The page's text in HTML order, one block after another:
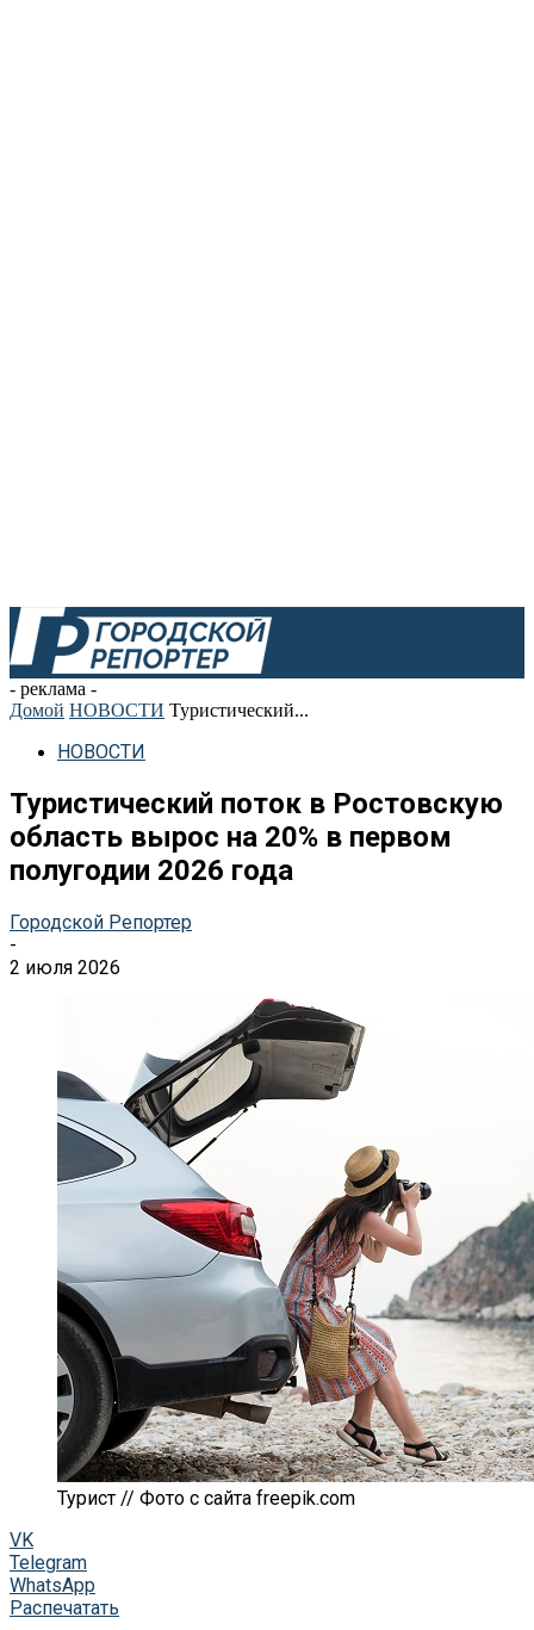
- реклама -
Домой НОВОСТИ Туристический...
НОВОСТИ
Туристический поток в Ростовскую
область вырос на 20% в первом
полугодии 2026 года
Городской Репортер
-
2 июля 2026
Турист // Фото с сайта freepik.com
VK
Telegram
WhatsApp
Распечатать